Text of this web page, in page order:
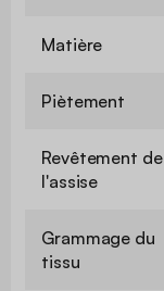
Matière
Piètement
Revêtement de
l'assise
Grammage du
tissu